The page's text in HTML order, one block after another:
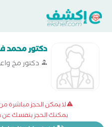
دكتور محمد
دكتور مخ
لا يمكن الحجز مباشرة
يمكنك الحجز بنفسك عن